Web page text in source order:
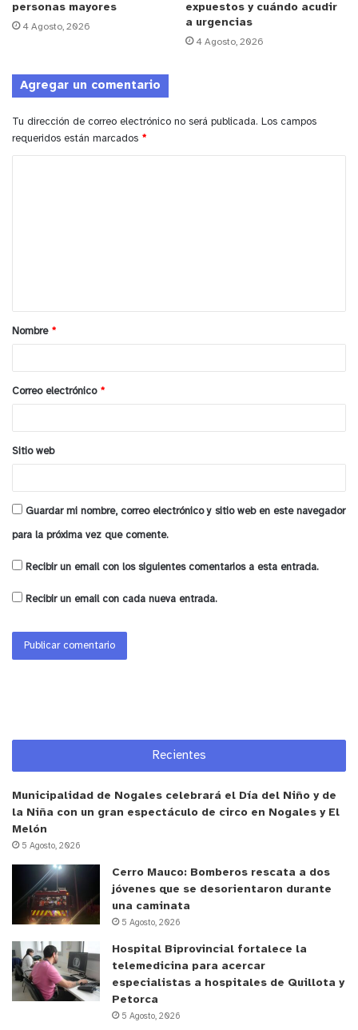
sancionados y catalogados de anormales, porque
vivimos en una sociedad y en una cultura muy
‘disfuncionales’aquellas personas o familias que
no cumplen con un criterio rígido”,
académico.
Agregó que este el estigma se produce cuando
alguien ve a una persona de manera negativa por
personal que se considera una desventaja.
Lamentablemente, las creencias y las actitudes
afección de la salud mental son frecuentes y ello
se produce por la desinformación respecto a las
actitudes y conductas negativas que dañan y que
se vinculan a la discriminación, asociándose a
algunos de los efectos nocivos del estigma
comprenden, tales como:falta de comprensión por
parte de
laborales, o para participar en actividades
escolares o sociales;
y, en algunos casos
hostigamiento, violencia física o acoso.
“El problema con la estigmatización es que genera
autoestigmatización. Es decir, las personas que lo
padecen también se discriminan así mismos, se
siente diferentes, se sienten rechazados… Hay que
personas mayores
4 Agosto, 2026
expuestos y cuándo acudir
a urgencias
4 Agosto, 2026
Agregar un comentario
Tu dirección de correo electrónico no será publicada. Los campos
requeridos están marcados *
a
r
*
Nombre *
Correo electrónico *
Sitio web
Guardar mi nombre, correo electrónico y sitio web en este navegador
para la próxima vez que comente.
Recibir un email con los siguientes comentarios a esta entrada.
Recibir un email con cada nueva entrada.
Recientes
Municipalidad de Nogales celebrará el Día del Niño y de
la Niña con un gran espectáculo de circo en Nogales y El
Melón
5 Agosto, 2026
Cerro Mauco: Bomberos rescata a dos
jóvenes que se desorientaron durante
una caminata
5 Agosto, 2026
Hospital Biprovincial fortalece la
telemedicina para acercar
especialistas a hospitales de Quillota y
Petorca
5 Agosto, 2026